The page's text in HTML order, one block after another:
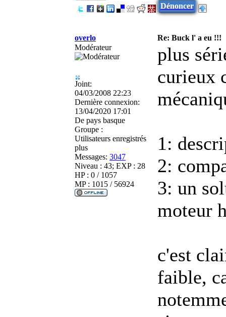
Dénoncer
overlo
Re: Buck l' a eu !!!
Modérateur
Joint:
04/03/2008 22:23
Dernière connexion:
13/04/2020 17:01
De pays basque
Groupe :
Utilisateurs enregistrés
plus
Messages: 3047
Niveau : 43; EXP : 28
HP : 0 / 1057
MP : 1015 / 56924
plus
curieux
1:
2:
3: un
moteur
c'est
faible,